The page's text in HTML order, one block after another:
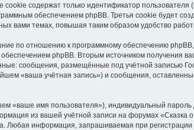
содержат только идентификатор пользователя
обеспечением phpBB. Третья cookie будет
вами темах, повышая таким образом удобство
по отношению к программному обеспечению phpBB,
phpBB. Вторым источником получения
сообщения, размещённые под учётной записью
«ваша учётная запись») и сообщения,
«ваше имя пользователя»), индивидуальный пароль
из вашей учётной записи на форумах «Сказка
информация, запрашиваемая при